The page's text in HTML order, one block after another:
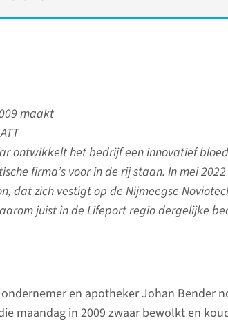
maakt
ontwikkelt het bedrijf een innovatief
firma’s voor in de rij staan. In mei
dat zich vestigt op de Nijmeegse
juist in de Lifeport regio dergelijke
en apotheker Johan Bender
maandag in 2009 zwaar bewolkt en